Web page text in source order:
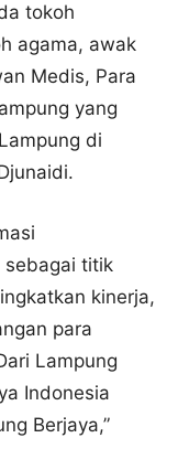
tokoh
agama, awak
Medis, Para
yang
di
sebagai titik
kinerja,
para
Lampung
Indonesia
Berjaya,”